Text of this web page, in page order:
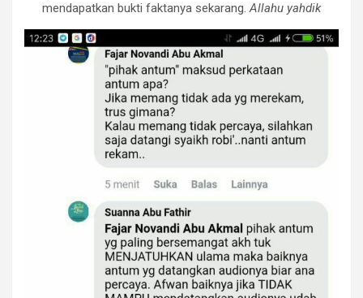
mendapatkan bukti faktanya sekarang.Allahu yahdik